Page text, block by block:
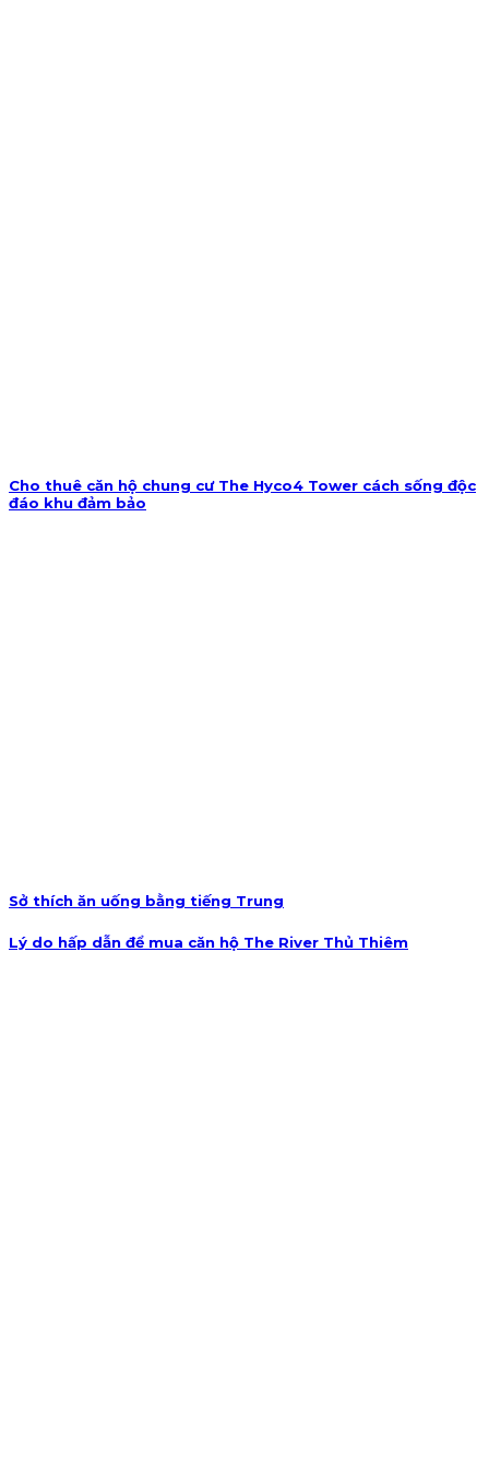
Cho thuê căn hộ chung cư The Hyco4 Tower cách sống độc
đáo khu đảm bảo
Sở thích ăn uống bằng tiếng Trung
Lý do hấp dẫn để mua căn hộ The River Thủ Thiêm